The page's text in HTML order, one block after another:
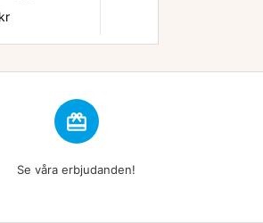
redeem
Se våra erbjudanden!